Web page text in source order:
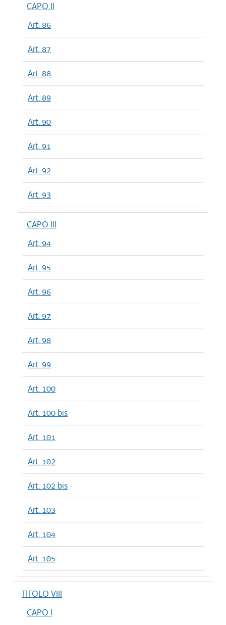
CAPO II
Art. 86
Art. 87
Art. 88
Art. 89
Art. 90
Art. 91
Art. 92
Art. 93
CAPO III
Art. 94
Art. 95
Art. 96
Art. 97
Art. 98
Art. 99
Art. 100
Art. 100 bis
Art. 101
Art. 102
Art. 102 bis
Art. 103
Art. 104
Art. 105
TITOLO VIII
CAPO I